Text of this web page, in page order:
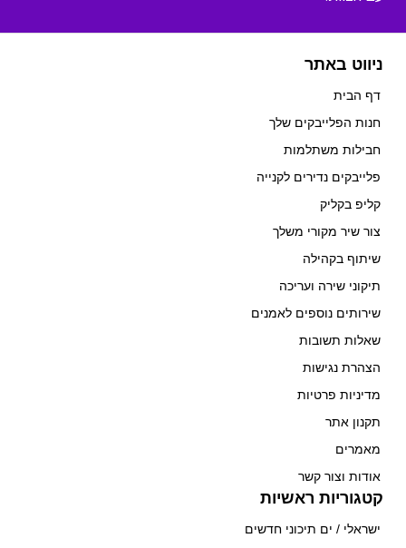
ניווט באתר
דף הבית
חנות הפלייבקים שלך
חבילות משתלמות
פלייבקים נדירים לקנייה
קליפ בקליק
צור שיר מקורי משלך
שיתוף בקהילה
תיקוני שירה ועריכה
שירותים נוספים לאמנים
שאלות תשובות
הצהרת נגישות
מדיניות פרטיות
תקנון אתר
מאמרים
אודות וצור קשר
קטגוריות ראשיות
ישראלי / ים תיכוני חדשים